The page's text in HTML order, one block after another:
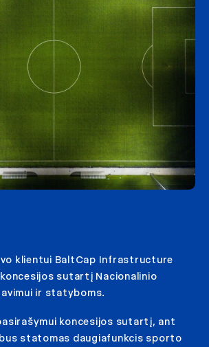
klientui BaltCap Infrastructure
sutartį Nacionalinio
ir statyboms.
koncesijos sutartį, ant
statomas daugiafunkcis sporto